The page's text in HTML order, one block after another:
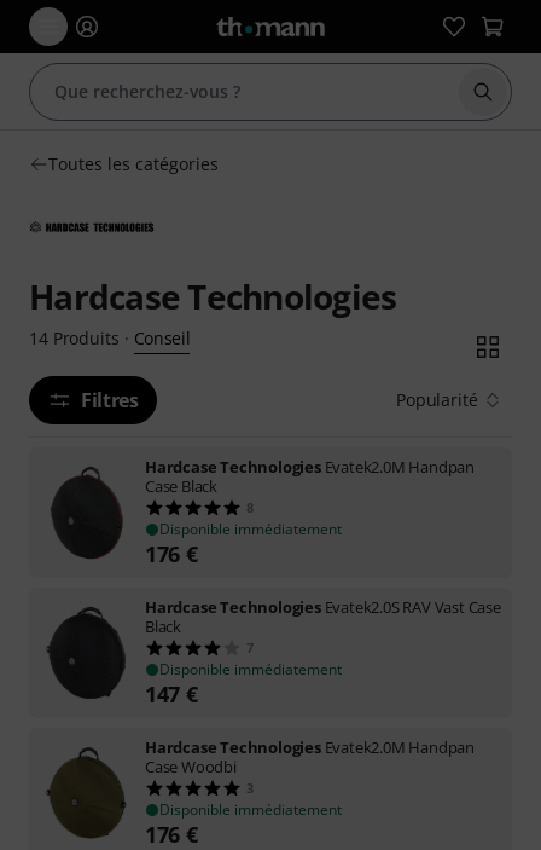
Toutes les catégories
Hardcase Technologies
14 Produits · Conseil
Filtres Popularité
Hardcase Technologies Evatek2.0M Handpan
Case Black
8
Disponible immédiatement
176 €
Hardcase Technologies Evatek2.0S RAV Vast Case
Black
7
Disponible immédiatement
147 €
Hardcase Technologies Evatek2.0M Handpan
Case Woodbi
3
Disponible immédiatement
176 €